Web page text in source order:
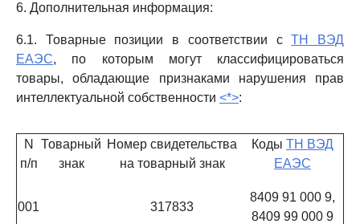
6. Дополнительная информация:
6.1. Товарные позиции в соответствии сТН ВЭД
ЕАЭС, по которым могут классифицироваться
товары, обладающие признаками нарушения прав
интеллектуальной собственности <*>:
N
п/п
Товарный
знак
Номер свидетельства
на товарный знак
Коды ТН ВЭД
ЕАЭС
001 317833
8409 91 000 9,
8409 99 000 9